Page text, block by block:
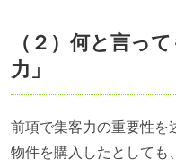
（２）何と言っ
力」
前項で集客力の重要性を
物件を購入したとしても